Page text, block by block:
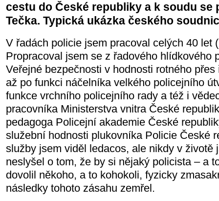
cestu do České republiky a k soudu se
Tečka. Typická ukázka českého
V řadách policie jsem pracoval celých 40 let
Propracoval jsem se z řadového hlídkového
Veřejné bezpečnosti v hodnosti rotného
až po funkci náčelníka velkého policejního
funkce vrchního policejního rady a též i
pracovníka Ministerstva vnitra České
pedagoga Policejní akademie České
služební hodnosti plukovníka Policie České
služby jsem viděl ledacos, ale nikdy v životě
neslyšel o tom, že by si nějaký policista – a
dovolil někoho, a to kohokoli, fyzicky
následky tohoto zásahu zemřel.